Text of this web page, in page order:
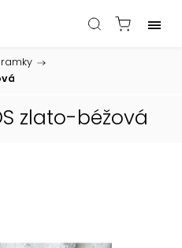
/
zlato-béžová